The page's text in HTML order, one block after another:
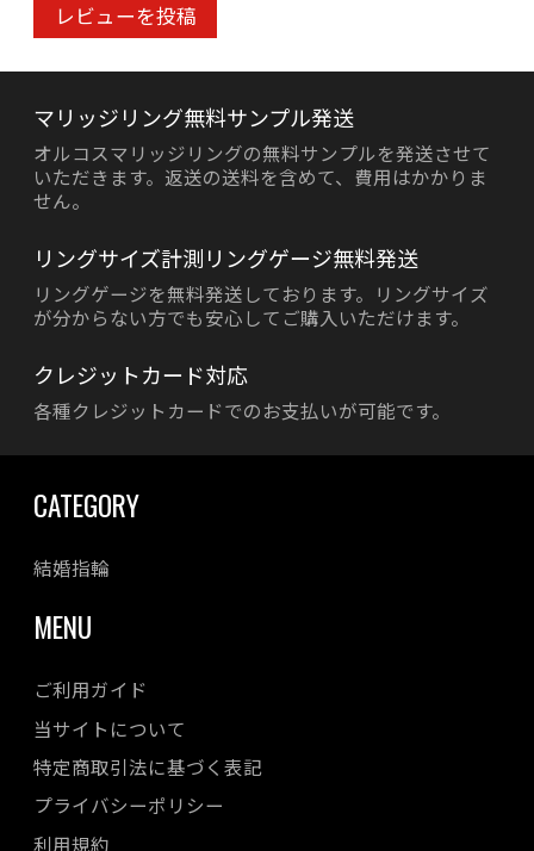
レビューを投稿
マリッジリング無料サンプル発送
オルコスマリッジリングの無料サンプルを発送させて
いただきます。返送の送料を含めて、費用はかかりま
せん。
リングサイズ計測リングゲージ無料発送
リングゲージを無料発送しております。リングサイズ
が分からない方でも安心してご購入いただけます。
クレジットカード対応
各種クレジットカードでのお支払いが可能です。
CATEGORY
結婚指輪
MENU
ご利用ガイド
当サイトについて
特定商取引法に基づく表記
プライバシーポリシー
利用規約